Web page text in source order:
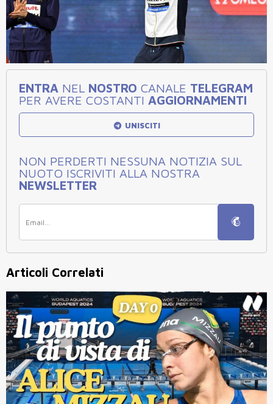
ENTRA NEL NOSTRO CANALE TELEGRAM
PER AVERE COSTANTI AGGIORNAMENTI
UNISCITI
NON PERDERTI NESSUNA NOTIZIA SUL
NUOTO ISCRIVITI ALLA NOSTRA
NEWSLETTER
Articoli Correlati